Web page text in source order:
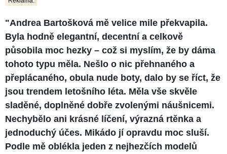
"Andrea Bartošková mě velice mile překvapila.
Byla hodně elegantní, decentní a celkově
působila moc hezky – což si myslím, že by dáma
tohoto typu měla. Nešlo o nic přehnaného a
přeplácaného, obula nude boty, dalo by se říct, že
jsou trendem letošního léta. Měla vše skvěle
sladěné, doplněné dobře zvolenými náušnicemi.
Nechybělo ani krásné líčení, výrazná rtěnka a
jednoduchý účes. Mikádo jí opravdu moc sluší.
Podle mě oblékla jeden z nejhezčích modelů